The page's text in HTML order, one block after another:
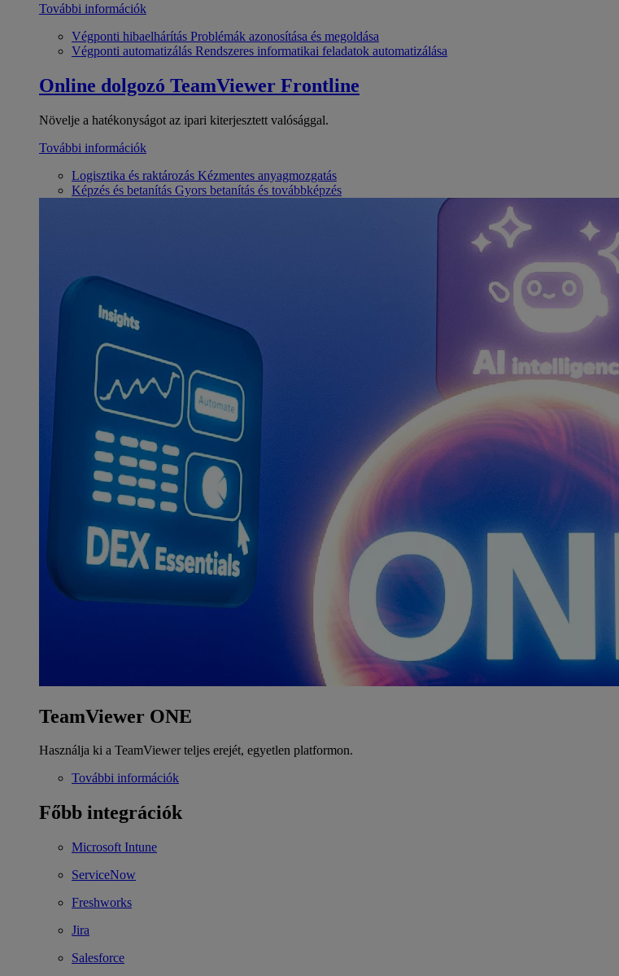
További információk
Végponti hibaelhárítás Problémák azonosítása és megoldása
Végponti automatizálás Rendszeres informatikai feladatok automatizálása
Online dolgozó TeamViewer Frontline
Növelje a hatékonyságot az ipari kiterjesztett valósággal.
További információk
Logisztika és raktározás Kézmentes anyagmozgatás
Képzés és betanítás Gyors betanítás és továbbképzés
TeamViewer ONE
Használja ki a TeamViewer teljes erejét, egyetlen platformon.
További információk
Főbb integrációk
Microsoft Intune
ServiceNow
Freshworks
Jira
Salesforce